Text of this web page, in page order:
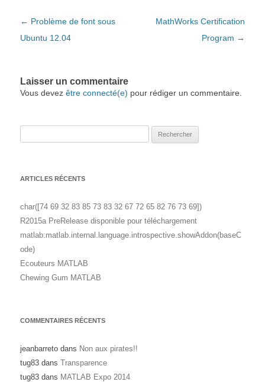
Navigation des articles
← Problème de font sous
Ubuntu 12.04
MathWorks Certification
Program →
Laisser un commentaire
Vous devez être connecté(e) pour rédiger un commentaire.
ARTICLES RÉCENTS
char([74 69 32 83 85 73 83 32 67 72 65 82 76 73 69])
R2015a PreRelease disponible pour téléchargement
matlab:matlab.internal.language.introspective.showAddon(baseC
ode)
Ecouteurs MATLAB
Chewing Gum MATLAB
COMMENTAIRES RÉCENTS
jeanbarreto dans Non aux pirates!!
tug83 dans Transparence
tug83 dans MATLAB Expo 2014